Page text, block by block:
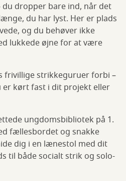
du dropper bare ind, når det
du har lyst. Her er plads
og du behøver ikke
lukkede øjne for at være
frivillige strikkeguruer forbi –
kørt fast i dit projekt eller
ungdomsbibliotek på 1.
fællesbordet og snakke
dig i en lænestol med dit
til både socialt strik og solo-